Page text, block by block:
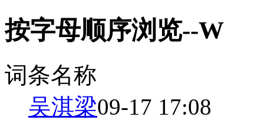
按字母顺序浏览--W
词条名称
吴淇梁09-17 17:08